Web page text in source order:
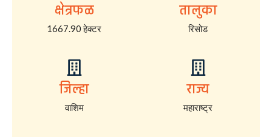
क्षेत्रफळ
1667.90 हेक्टर
तालुका
रिसोड
जिल्हा
वाशिम
राज्य
महाराष्ट्र